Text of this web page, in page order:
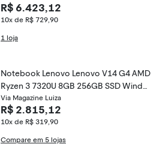
R$ 6.423,12
10x de R$ 729,90
1 loja
Notebook Lenovo Lenovo V14 G4 AMD
Ryzen 3 7320U 8GB 256GB SSD Windo
ws 11 Pro - 83GE000ABR Preto
Via Magazine Luiza
R$ 2.815,12
10x de R$ 319,90
Compare em 5 lojas